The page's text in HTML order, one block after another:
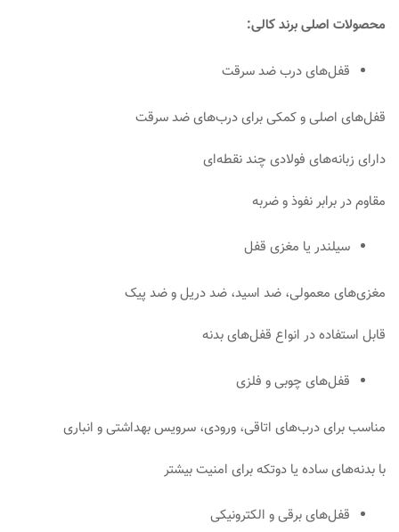
محصولات اصلی برند کالی:
قفل‌های درب ضد سرقت
قفل‌های اصلی و کمکی برای درب‌های ضد سرقت
دارای زبانه‌های فولادی چند نقطه‌ای
مقاوم در برابر نفوذ و ضربه
سیلندر یا مغزی قفل
مغزی‌های معمولی، ضد اسید، ضد دریل و ضد پیک
قابل استفاده در انواع قفل‌های بدنه
قفل‌های چوبی و فلزی
مناسب برای درب‌های اتاقی، ورودی، سرویس بهداشتی و انباری
با بدنه‌های ساده یا دوتکه برای امنیت بیشتر
قفل‌های برقی و الکترونیکی